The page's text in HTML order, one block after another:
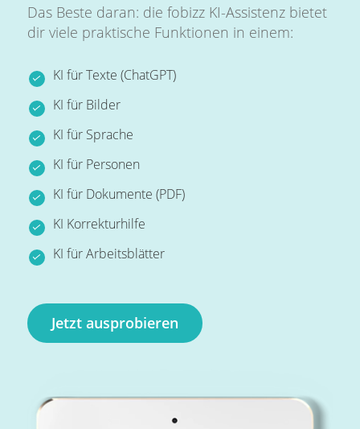
Das Beste daran: die fobizz KI-Assistenz bietet
dir viele praktische Funktionen in einem:
KI für Texte (ChatGPT)
KI für Bilder
KI für Sprache
KI für Personen
KI für Dokumente (PDF)
KI Korrekturhilfe
KI für Arbeitsblätter
Jetzt ausprobieren